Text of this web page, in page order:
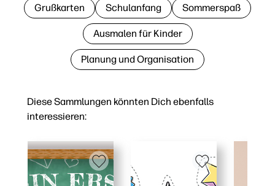
Diese Sammlungen könnten Dich ebenfalls
interessieren:
Grußkarten Schulanfang Sommerspaß
Ausmalen für Kinder
Planung und Organisation